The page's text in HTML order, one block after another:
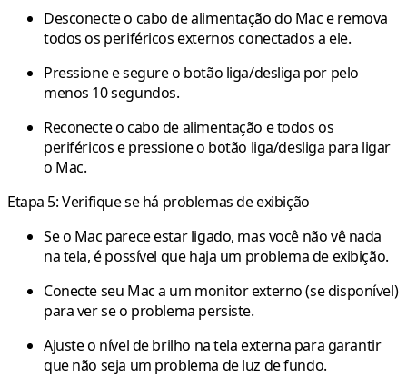
Desconecte o cabo de alimentação do Mac e remova
todos os periféricos externos conectados a ele.
Pressione e segure o botão liga/desliga por pelo
menos 10 segundos.
Reconecte o cabo de alimentação e todos os
periféricos e pressione o botão liga/desliga para ligar
o Mac.
Etapa 5: Verifique se há problemas de exibição
Se o Mac parece estar ligado, mas você não vê nada
na tela, é possível que haja um problema de exibição.
Conecte seu Mac a um monitor externo (se disponível)
para ver se o problema persiste.
Ajuste o nível de brilho na tela externa para garantir
que não seja um problema de luz de fundo.